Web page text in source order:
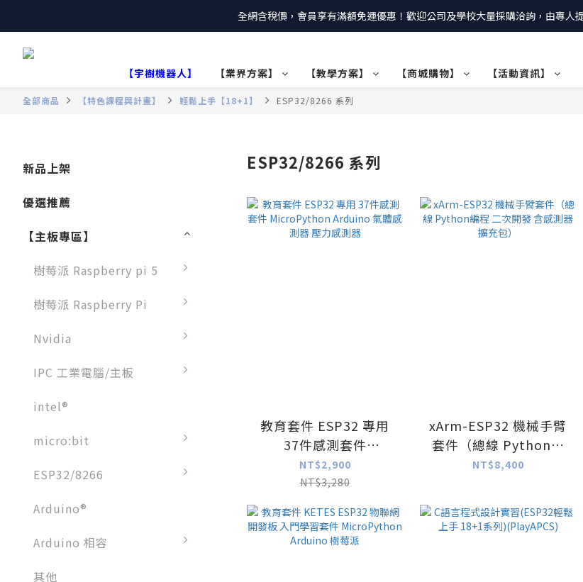
全網含稅價，會員享有滿額免運優惠！歡迎公司及學校大量採購洽詢，由專人
【宇樹機器人】
【業界方案】 【教學方案】 【商城購物】 【活動資訊】
全部商品 【特色課程與計畫】 輕鬆上手【18+1】 ESP32/8266 系列
新品上架
優選推薦
【主板專區】
樹莓派 Raspberry pi 5
樹莓派 Raspberry Pi
Nvidia
IPC 工業電腦/主板
intel®
micro:bit
ESP32/8266
Arduino®
Arduino 相容
其他
ESP32/8266 系列
教育套件 ESP32 專用
37件感測套件
MicroPython Arduino
氣體感測器 壓力感測器
NT$2,900
NT$3,280
xArm-ESP32 機械手臂
套件（總線 Python編
程 二次開發 含感測器擴
NT$8,400